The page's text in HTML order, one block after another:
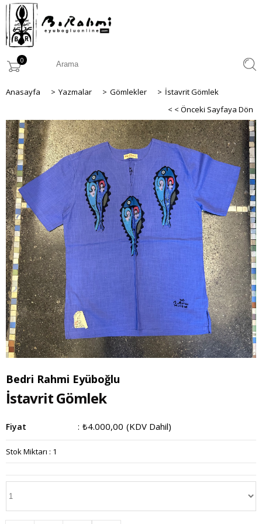
0
Anasayfa > Yazmalar > Gömlekler > İstavrit Gömlek
< < Önceki Sayfaya Dön
Bedri Rahmi Eyüboğlu
İstavrit Gömlek
Fiyat : ₺4.000,00 (KDV Dahil)
Stok Miktarı : 1